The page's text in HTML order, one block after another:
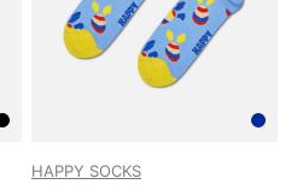
HAPPY SOCKS